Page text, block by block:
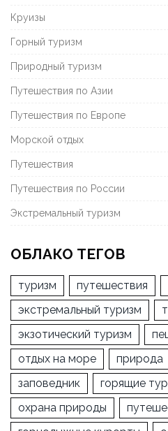
Круизы
Горный туризм
Природный туризм
Путешествия по Азии
Путешествия по Европе
Морской отдых
Путешествия
Путешествия по России
Экстремальный туризм
ОБЛАКО ТЕГОВ
туризм путешествия
экстремальный туризм
экзотический туризм
отдых на море
природа
заповедник
горящие
охрана природы